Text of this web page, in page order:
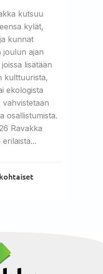
kutsuu
kylät,
kunnat
joulun ajan
lisätään
kulttuurista,
ekologista
osallistumista.
Ravakka